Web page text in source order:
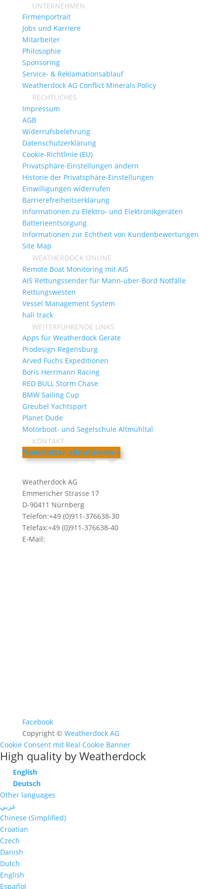
UNTERNEHMEN
Firmenportrait
Jobs und Karriere
Mitarbeiter
Philosophie
Sponsoring
Service- & Reklamationsablauf
Weatherdock AG Conflict Minerals Policy
RECHTLICHES
Impressum
AGB
Widerrufsbelehrung
Datenschutzerklärung
Cookie-Richtlinie (EU)
Privatsphäre-Einstellungen ändern
Historie der Privatsphäre-Einstellungen
Einwilligungen widerrufen
Barrierefreiheitserklärung
Informationen zu Elektro- und Elektronikgeräten
Batterieentsorgung
Informationen zur Echtheit von Kundenbewertungen
Site Map
WEATHERDOCK ONLINE
Remote Boat Monitoring mit AIS
AIS Rettungssender für Mann-über-Bord Notfälle
Rettungswesten
Vessel Management System
hali track
WEITERFÜHRENDE LINKS
Apps für Weatherdock Geräte
Prodesign Regensburg
Arved Fuchs Expeditionen
Boris Herrmann Racing
RED BULL Storm Chase
BMW Sailing Cup
Greubel Yachtsport
Planet Dude
Motorboot- und Segelschule Altmühltal
KONTAKT
Newsletter abonnieren >
YouTube
LinkedIn
Facebook
Weatherdock AG
Emmericher Strasse 17
D-90411 Nürnberg
Telefon:+49 (0)911-376638-30
Telefax:+49 (0)911-376638-40
E-Mail:
Facebook
Copyright © Weatherdock AG
Cookie Consent mit Real Cookie Banner
High quality by Weatherdock
English
Deutsch
Other languages
عربي
Chinese (Simplified)
Croatian
Czech
Danish
Dutch
English
Español